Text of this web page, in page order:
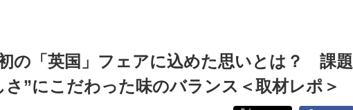
の「英国」フェアに込めた思いとは？ 課題
”にこだわった味のバランス＜取材レポ＞